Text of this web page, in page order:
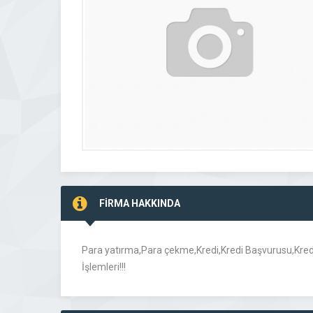
FİRMA HAKKINDA
Para yatırma,Para çekme,Kredi,Kredi
İşlemleri!!!